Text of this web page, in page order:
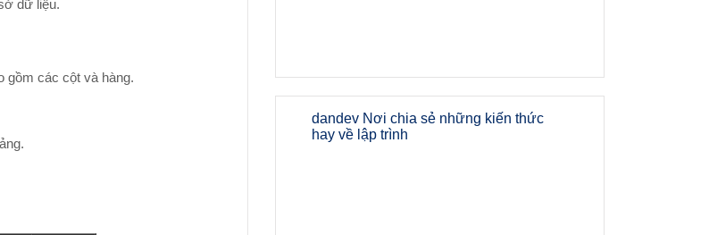
dữ liệu.
gồm các cột và hàng.
dandev Nơi chia sẻ những kiến thức
hay về lập trình